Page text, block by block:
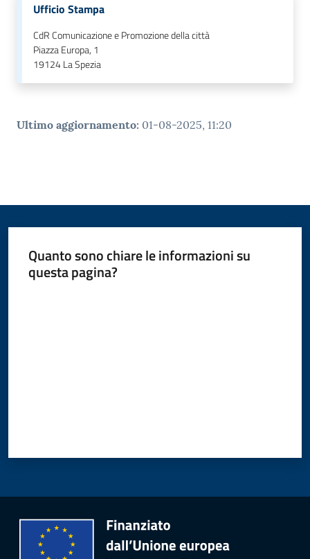
Ufficio Stampa
CdR Comunicazione e Promozione della città
Piazza Europa, 1
19124La Spezia
Ultimo aggiornamento: 01-08-2025, 11:20
Quanto sono chiare le informazioni su
questa pagina?